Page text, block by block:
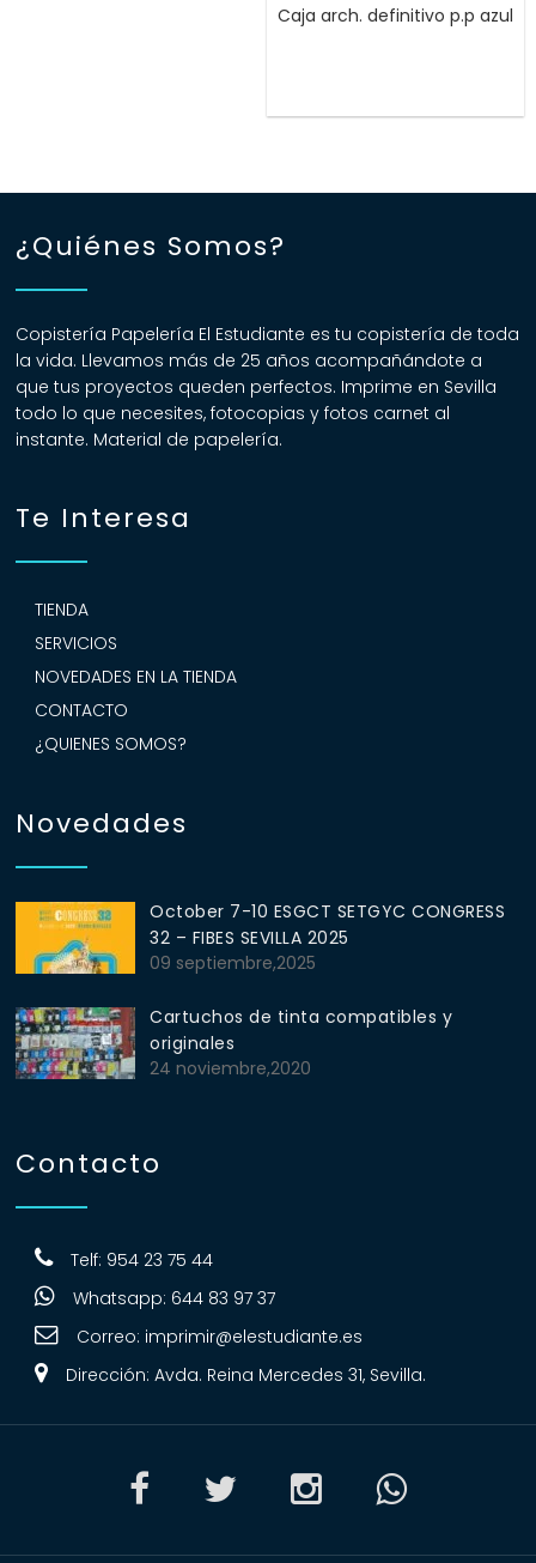
Caja arch. definitivo p.p azul
¿Quiénes Somos?
Copistería Papelería El Estudiante es tu copistería de toda
la vida. Llevamos más de 25 años acompañándote a
que tus proyectos queden perfectos. Imprime en Sevilla
todo lo que necesites, fotocopias y fotos carnet al
instante. Material de papelería.
Te Interesa
TIENDA
SERVICIOS
NOVEDADES EN LA TIENDA
CONTACTO
¿QUIENES SOMOS?
Novedades
October 7-10 ESGCT SETGYC CONGRESS
32 – FIBES SEVILLA 2025
09 septiembre,2025
Cartuchos de tinta compatibles y
originales
24 noviembre,2020
Contacto
Telf: 954 23 75 44
Whatsapp: 644 83 97 37
Correo: imprimir@elestudiante.es
Dirección: Avda. Reina Mercedes 31, Sevilla.